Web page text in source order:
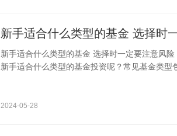
新手适合什么类
新手适合什么类型的基金 选择时一定要注意风险 很多人在投资理财时会选择基金，那么
新手适合什么类型的基金投资呢？常见基金类型
2024-05-28